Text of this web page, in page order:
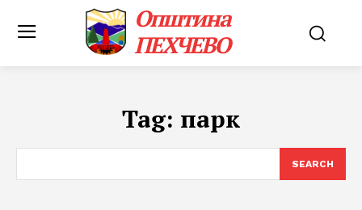
Општина
ПЕХЧЕВО
Tag: парк
SEARCH